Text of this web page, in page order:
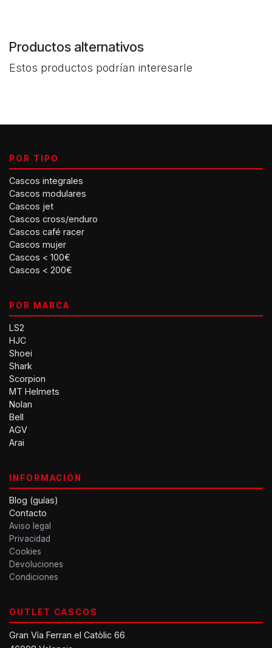
Productos alternativos
Estos productos podrían interesarle
POR TIPO
Cascos integrales
Cascos modulares
Cascos jet
Cascos cross/enduro
Cascos café racer
Cascos mujer
Cascos < 100€
Cascos < 200€
POR MARCA
LS2
HJC
Shoei
Shark
Scorpion
MT Helmets
Nolan
Bell
AGV
Arai
INFORMACIÓN
Blog (guías)
Contacto
Aviso legal
Privacidad
Cookies
Devoluciones
Condiciones
OUTLET CASCOS
Gran Vía Ferran el Catòlic 66